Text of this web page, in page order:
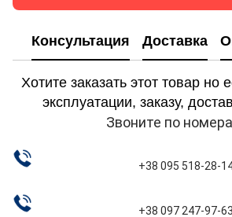
Консультация Доставка
Хотите заказать этот товар но
эксплуатации, заказу,
Звоните по
+38 095 518-28-
+38 097 247-97-63